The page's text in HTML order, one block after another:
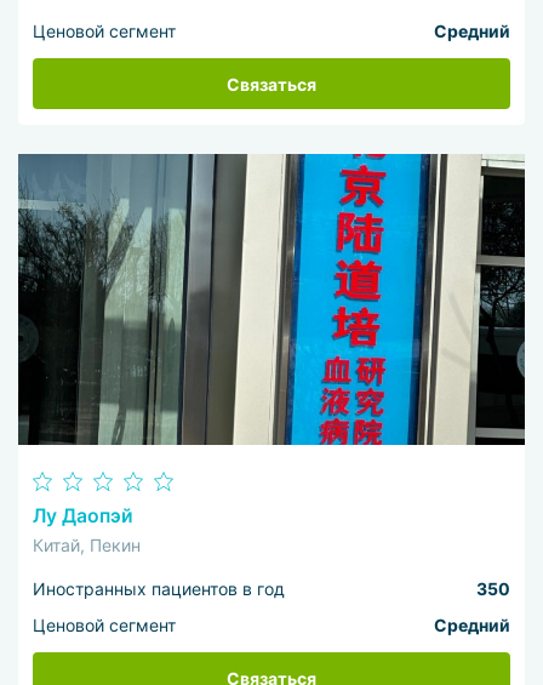
Ценовой сегмент Средний
Связаться
Лу Даопэй
Китай, Пекин
Иностранных пациентов в год
350
Ценовой сегмент
Средний
Связаться